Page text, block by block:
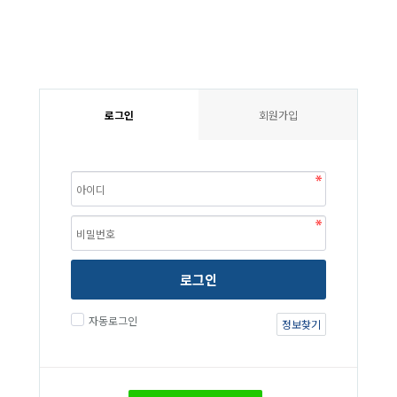
로그인 회원가입
로그인
자동로그인 정보찾기